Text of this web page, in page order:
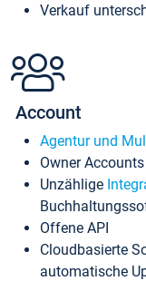
Verkauf
Account
Agentur und
Owner Accounts
Unzählige
Offene API
Cloudbasierte
automatische